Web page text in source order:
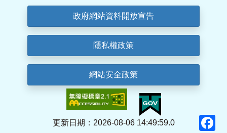
政府網站資料開放宣告
隱私權政策
網站安全政策
更新日期：2026-08-06 14:49:59.0